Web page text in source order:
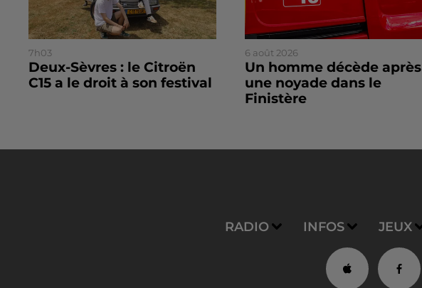
7h03
Deux-Sèvres : le Citroën
C15 a le droit à son festival
6 août 2026
Un homme décède après
une noyade dans le
Finistère
RADIO INFOS JEUX